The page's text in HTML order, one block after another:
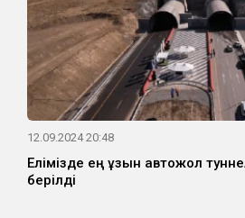
12.09.2024 20:48
Елімізде ең ұзын автожол
берілді